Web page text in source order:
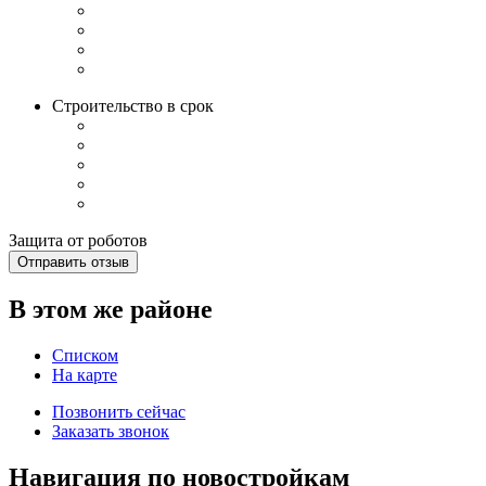
Строительство в срок
Защита от роботов
Отправить отзыв
В этом же районе
Списком
На карте
Позвонить сейчас
Заказать звонок
Навигация по новостройкам